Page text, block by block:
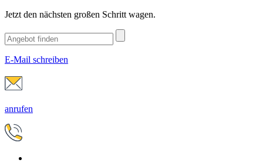
Jetzt den nächsten großen Schritt wagen.
E-Mail schreiben
anrufen